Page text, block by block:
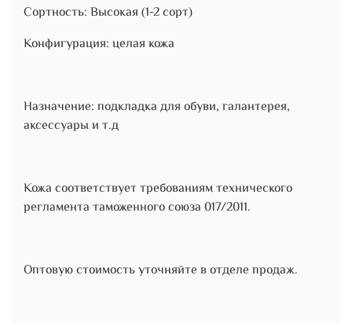
Сортность: Высокая (1-2 сорт)
Конфигурация: целая кожа
Назначение: подкладка для обуви, галантерея,
аксессуары и т.д
Кожа соответствует требованиям технического
регламента таможенного союза 017/2011.
Оптовую стоимость уточняйте в отделе продаж.